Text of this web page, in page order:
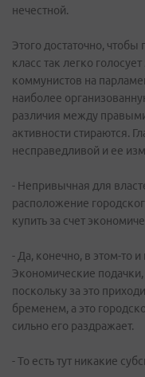
нечестной.
Этого достаточно,
класс так легко
коммунистов на
наиболее
различия между
активности стираются.
несправедливой и ее
- Непривычная для
расположение
купить за счет
- Да, конечно, в этом-то
Экономические
поскольку за это
бременем, а это
сильно его раздражает.
- То есть тут никакие